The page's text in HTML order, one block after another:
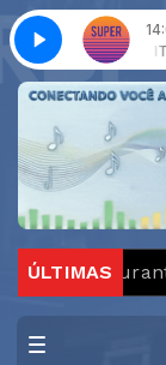
BRASILE ITALIATOP
ÚLTIMAS